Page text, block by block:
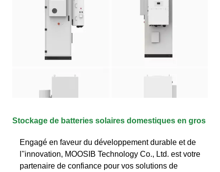
Stockage de batteries solaires domestiques en gros
Engagé en faveur du développement durable et de
l''innovation, MOOSIB Technology Co., Ltd. est votre
partenaire de confiance pour vos solutions de